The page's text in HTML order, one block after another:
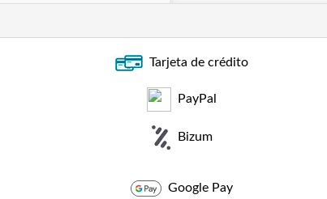
Tarjeta de crédito
PayPal
Bizum
Google Pay